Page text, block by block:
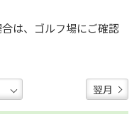
は、ゴルフ場にご確認
翌月